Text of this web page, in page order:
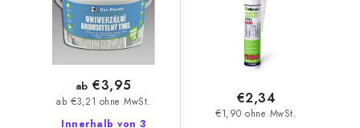
Innerhalb von 3
ab €3,21 ohne MwSt.
ab €3,95
€1,90 ohne MwSt.
€2,34